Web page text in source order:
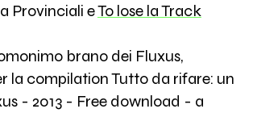
Provinciali eTo lose la Track
brano dei Fluxus,
la compilation Tutto da rifare: un
- 2013 - Free download - a